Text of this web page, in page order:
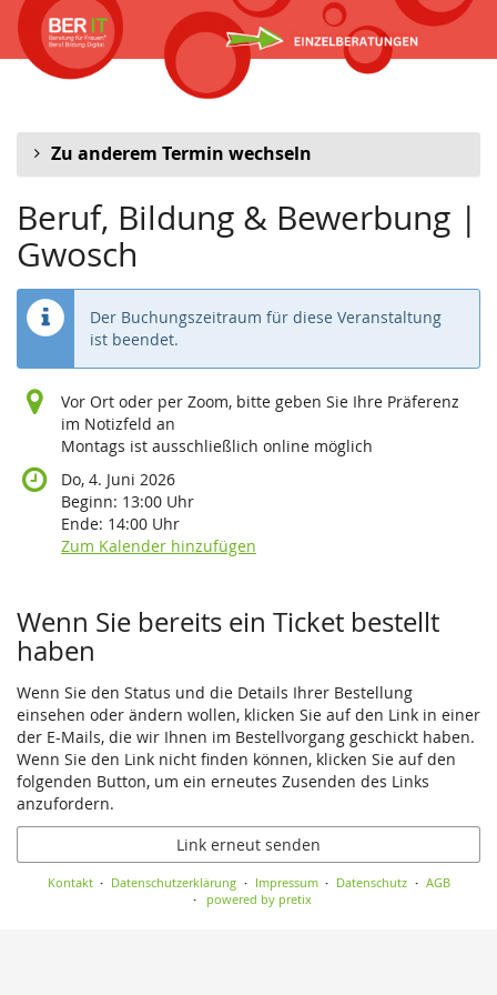
Zum
Haupt-
Inhalt
springen
Zu anderem Termin wechseln
Beruf, Bildung & Bewerbung |
Gwosch
Der Buchungszeitraum für diese Veranstaltung
ist beendet.
Vor Ort oder per Zoom, bitte geben Sie Ihre Präferenz
im Notizfeld an
Montags ist ausschließlich online möglich
Do, 4. Juni 2026
Beginn: 13:00 Uhr
Ende: 14:00 Uhr
Zum Kalender hinzufügen
Wenn Sie bereits ein Ticket bestellt
haben
Wenn Sie den Status und die Details Ihrer Bestellung
einsehen oder ändern wollen, klicken Sie auf den Link in einer
der E-Mails, die wir Ihnen im Bestellvorgang geschickt haben.
Wenn Sie den Link nicht finden können, klicken Sie auf den
folgenden Button, um ein erneutes Zusenden des Links
anzufordern.
Link erneut senden
Kontakt Datenschutzerklärung Impressum Datenschutz
AGB
powered by pretix